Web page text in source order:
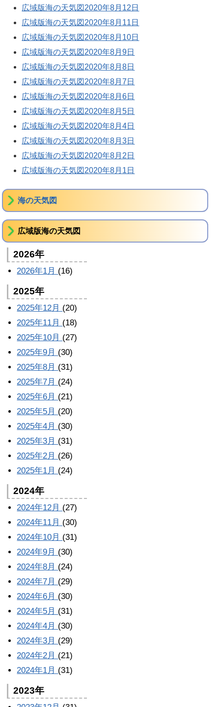
広域版海の天気図2020年8月12日
広域版海の天気図2020年8月11日
広域版海の天気図2020年8月10日
広域版海の天気図2020年8月9日
広域版海の天気図2020年8月8日
広域版海の天気図2020年8月7日
広域版海の天気図2020年8月6日
広域版海の天気図2020年8月5日
広域版海の天気図2020年8月4日
広域版海の天気図2020年8月3日
広域版海の天気図2020年8月2日
広域版海の天気図2020年8月1日
海の天気図
広域版海の天気図
2026年
2026年1月 (16)
2025年
2025年12月 (20)
2025年11月 (18)
2025年10月 (27)
2025年9月 (30)
2025年8月 (31)
2025年7月 (24)
2025年6月 (21)
2025年5月 (20)
2025年4月 (30)
2025年3月 (31)
2025年2月 (26)
2025年1月 (24)
2024年
2024年12月 (27)
2024年11月 (30)
2024年10月 (31)
2024年9月 (30)
2024年8月 (24)
2024年7月 (29)
2024年6月 (30)
2024年5月 (31)
2024年4月 (30)
2024年3月 (29)
2024年2月 (21)
2024年1月 (31)
2023年